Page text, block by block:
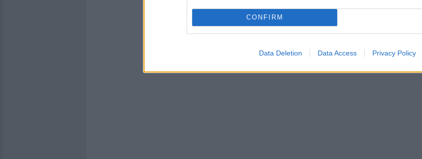
CONFIRM
Data Deletion Data Access Privacy Policy